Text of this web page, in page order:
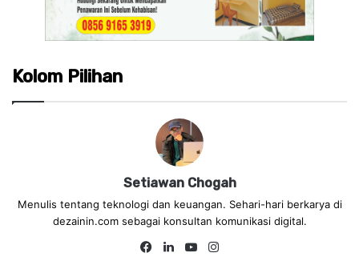
Kolom Pilihan
Setiawan Chogah
Menulis tentang teknologi dan keuangan. Sehari-hari berkarya di
dezainin.com sebagai konsultan komunikasi digital.
Fa
Lin
Yo